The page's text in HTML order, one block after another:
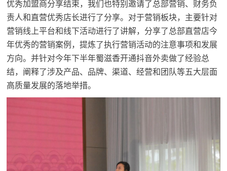
优秀加盟商分享结束，我们也特别邀请了总部营销、财务负
责人和直营优秀店长进行了分享。对于营销板块，主要针对
营销线上平台和线下活动进行了讲解，分享了总部直营店今
年优秀的营销案例，提炼了执行营销活动的注意事项和发展
方向。并针对今年下半年蜀滋香开通抖音外卖做了经验总
结，阐释了涉及产品、品牌、渠道、经营和团队等五大层面
高质量发展的落地举措。